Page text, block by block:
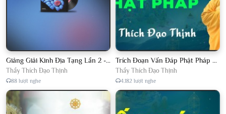
Giảng Giải Kinh Địa Tạng Lần 2 - Thầy Thích Đạo Thịnh - Diệu Pháp Khai Tâm
Thầy Thích Đạo Thịnh
88 lượt nghe
Trích Đoạn Vấn Đáp Phật Pháp 2022
Thầy Thích Đạo Thịnh
4.182 lượt nghe